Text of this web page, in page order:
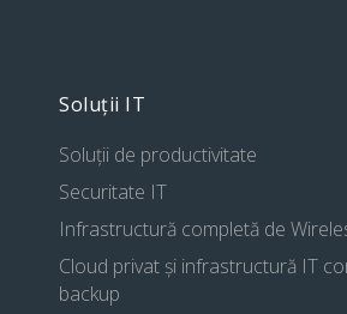
Soluții IT
Soluții de productivitate
Securitate IT
Infrastructură completă de
Cloud privat și infrastructură IT
backup